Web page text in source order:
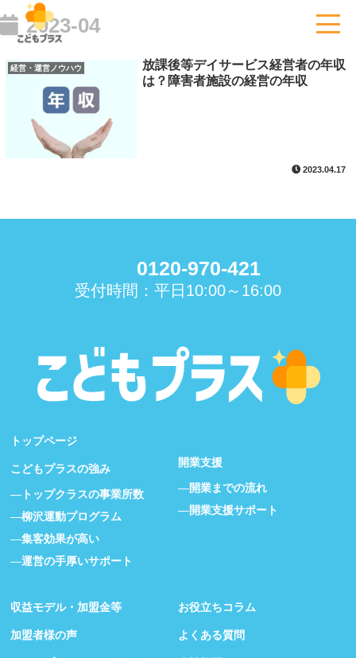
2023-04
経営・運営ノウハウ
放課後等デイサービス経営者の年収
は？障害者施設の経営の年収
2023.04.17
0120-970-421
受付時間：平日10:00～16:00
トップページ
こどもプラスの強み
トップクラスの事業所数
柳沢運動プログラム
集客効果が高い
運営の手厚いサポート
開業支援
開業までの流れ
開業支援サポート
収益モデル・加盟金等
加盟者様の声
お役立ちコラム
よくある質問